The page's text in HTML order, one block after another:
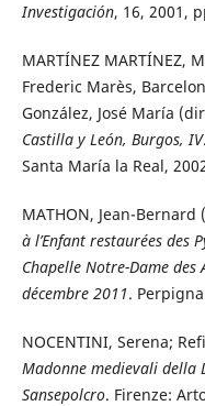
Investigación, 16, 2001,
MARTÍNEZ MARTÍNEZ,
Frederic Marès,
González, José María
Castilla y León, Burgos, IV
Santa María la Real,
MATHON, Jean-Bernard
à l’Enfant restaurées des
Chapelle Notre-Dame
décembre 2011.
NOCENTINI, Serena;
Madonne medievali della
Sansepolcro. Firenze: